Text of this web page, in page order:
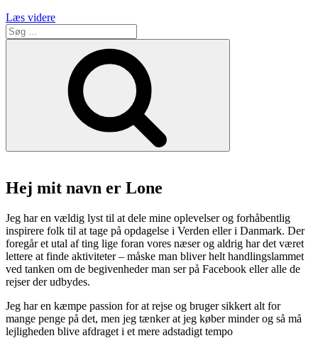
Læs videre“Un
er
stykke
Italien
ved
Torvehallerne”
Søg
efter:
Hej mit navn er Lone
Jeg har en vældig lyst til at dele mine oplevelser og forhåbentlig
inspirere folk til at tage på opdagelse i Verden eller i Danmark. Der
foregår et utal af ting lige foran vores næser og aldrig har det været
lettere at finde aktiviteter – måske man bliver helt handlingslammet
ved tanken om de begivenheder man ser på Facebook eller alle de
rejser der udbydes.
Jeg har en kæmpe passion for at rejse og bruger sikkert alt for
mange penge på det, men jeg tænker at jeg køber minder og så må
lejligheden blive afdraget i et mere adstadigt tempo